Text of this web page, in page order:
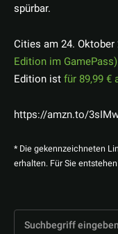
spürbar.
Cities am 24. Oktober
Edition im GamePass)
Edition istfür 89,99 €
https://amzn.to/
* Die gekennzeichneten
erhalten. Für Sie
Suchbegriff